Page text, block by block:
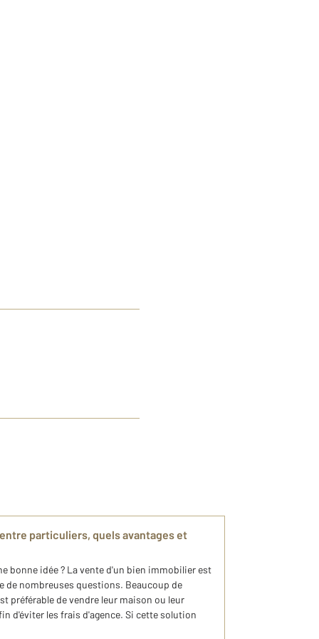
particuliers, quels avantages et
bonne idée ? La vente d'un bien immobilier est
de nombreuses questions. Beaucoup de
préférable de vendre leur maison ou leur
d'éviter les frais d'agence. Si cette solution